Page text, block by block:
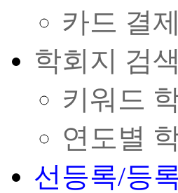
카드 결제
학회지 검색
키워드
연도별
선등록/등